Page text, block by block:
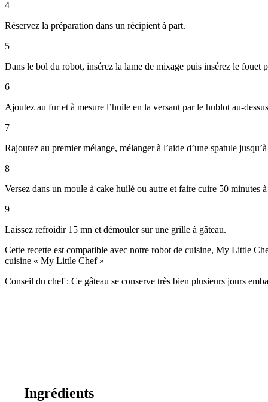
4
Réservez la préparation dans un récipient à part.
5
Dans le bol du robot, insérez la lame de mixage puis insérez le
6
Ajoutez au fur et à mesure l’huile en la versant par le hublot au-dessus
7
Rajoutez au premier mélange, mélanger à l’aide d’une spatule
8
Versez dans un moule à cake huilé ou autre et faire cuire 50 minutes
9
Laissez refroidir 15 mn et démouler sur une grille à gâteau.
Cette recette est compatible avec notre robot de cuisine, My Little
cuisine « My Little Chef »
Conseil du chef : Ce gâteau se conserve très bien plusieurs jours
Ingrédients